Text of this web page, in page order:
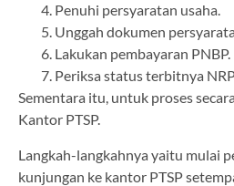
Penuhi persyaratan usaha.
Unggah dokumen
Lakukan pembayaran PNBP.
Periksa status terbitnya
Sementara itu, untuk proses
Kantor PTSP.
Langkah-langkahnya yaitu mulai
kunjungan ke kantor PTSP